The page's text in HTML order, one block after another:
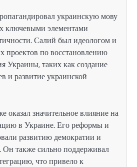
украинскую мову
ключевыми элементами
Салий был идеологом и
проектов по восстановлению
Украины, таких как создание
и развитие украинской
оказал значительное влияние на
в Украине. Его реформы и
развитию демократии и
Он также сильно поддерживал
что привело к